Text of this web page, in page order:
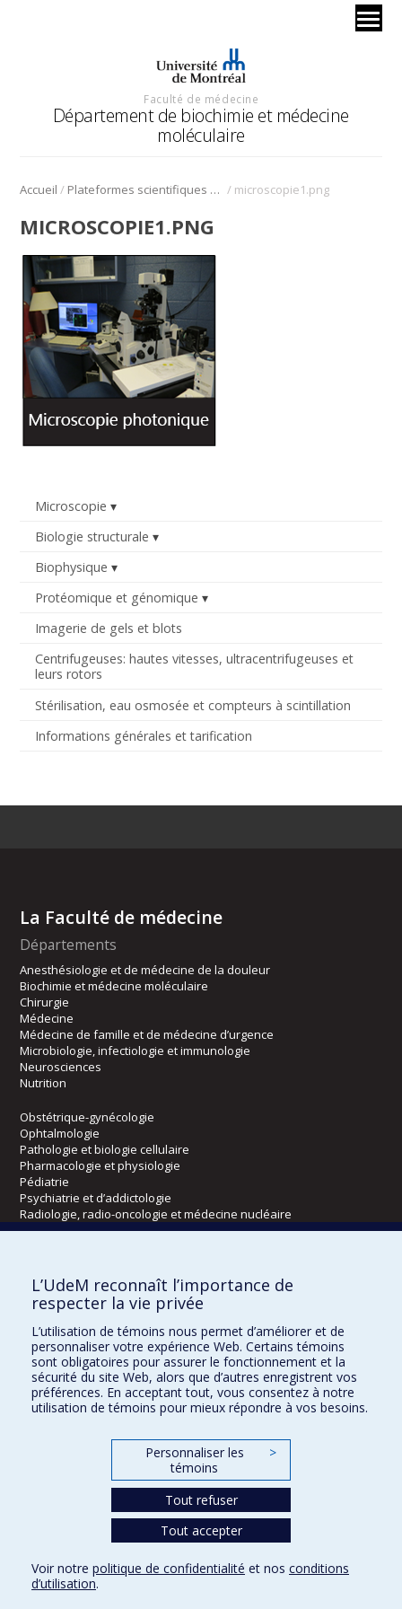
Faculté de médecine
Département de biochimie et médecine
moléculaire
Accueil / Plateformes scientifiques BMM / microscopie1.png
Microscopie
Biologie structurale
Biophysique
Protéomique et génomique
Imagerie de gels et blots
Centrifugeuses: hautes vitesses, ultracentrifugeuses et
leurs rotors
Stérilisation, eau osmosée et compteurs à scintillation
Informations générales et tarification
MICROSCOPIE1.PNG
La Faculté de médecine
Départements
Anesthésiologie et de médecine de la douleur
Biochimie et médecine moléculaire
Chirurgie
Médecine
Médecine de famille et de médecine d’urgence
Microbiologie, infectiologie et immunologie
Neurosciences
Nutrition
Obstétrique-gynécologie
Ophtalmologie
Pathologie et biologie cellulaire
Pharmacologie et physiologie
Pédiatrie
Psychiatrie et d’addictologie
Radiologie, radio-oncologie et médecine nucléaire
Écoles
Kinésiologie et des sciences de l’activité physique
Orthophonie et audiologie
Réadaptation
Directions
DPC
CPASS
L’UdeM reconnaît l’importance de
respecter la vie privée
L’utilisation de témoins nous permet d’améliorer et de
personnaliser votre expérience Web. Certains témoins
sont obligatoires pour assurer le fonctionnement et la
sécurité du site Web, alors que d’autres enregistrent vos
préférences. En acceptant tout, vous consentez à notre
utilisation de témoins pour mieux répondre à vos besoins.
Personnaliser les
témoins
>
Tout refuser
Tout accepter
Voir notre politique de confidentialité et nos conditions
d’utilisation.